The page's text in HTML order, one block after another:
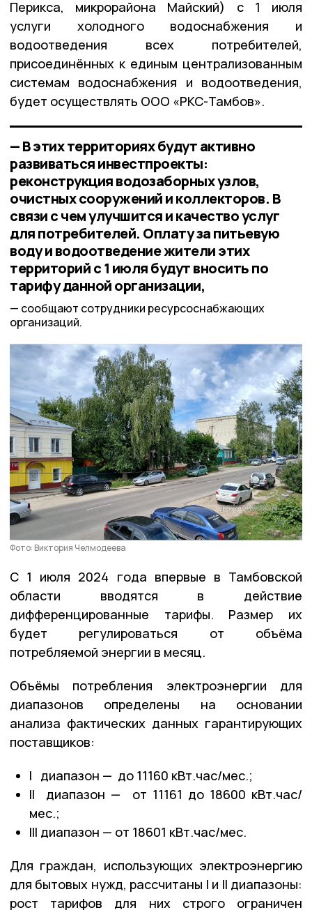
Перикса, микрорайона Майский) с 1 июля
услуги холодного водоснабжения и
водоотведения всех потребителей,
присоединённых к единым централизованным
системам водоснабжения и водоотведения,
будет осуществлять ООО «РКС-Тамбов».
— В этих территориях будут активно
развиваться инвестпроекты:
реконструкция водозаборных узлов,
очистных сооружений и коллекторов. В
связи с чем улучшится и качество услуг
для потребителей. Оплату за питьевую
воду и водоотведение жители этих
территорий с 1 июля будут вносить по
тарифу данной организации,
сообщают сотрудники ресурсоснабжающих
организаций.
Фото: Виктория Челмодеева
С 1 июля 2024 года впервые в Тамбовской
области вводятся в действие
дифференцированные тарифы. Размер их
будет регулироваться от объёма
потребляемой энергии в месяц.
Объёмы потребления электроэнергии для
диапазонов определены на основании
анализа фактических данных гарантирующих
поставщиков:
I диапазон — до 11160 кВт.час/мес.;
II диапазон — от 11161 до 18600 кВт.час/
мес.;
III диапазон — от 18601 кВт.час/мес.
Для граждан, использующих электроэнергию
для бытовых нужд, рассчитаны I и II диапазоны:
рост тарифов для них строго ограничен